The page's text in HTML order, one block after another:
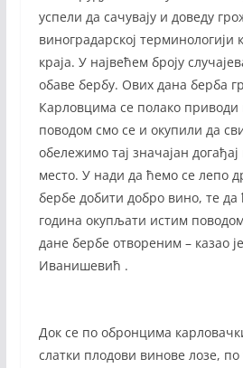
успели да сачувају и доведу
виноградарској терминологији
краја. У највећем броју
обаве бербу. Ових дана берба
Карловцима се полако приводи
поводом смо се и окупили да
обележимо тај значајан
место. У нади да ћемо се лепо
бербе добити добро вино, те да
година окупљати истим
дане бербе отвореним – казао
Иванишевић .
Док се по обронцима
слатки плодови винове лозе, по